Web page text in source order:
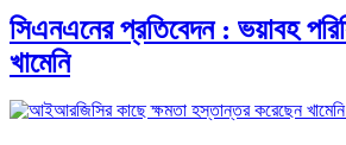
সিএনএনের প্রতিবেদন : ভয়াবহ
খামেনি